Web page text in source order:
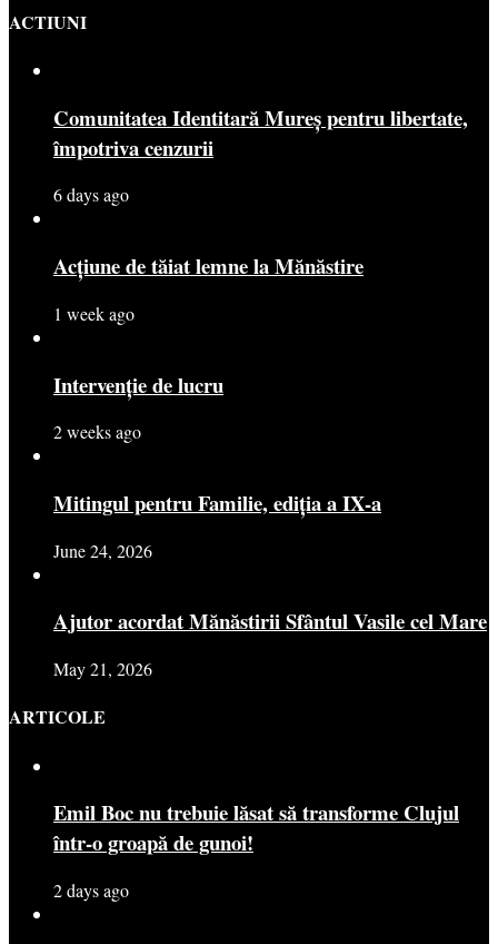
ACTIUNI
Comunitatea Identitară Mureș pentru libertate,
împotriva cenzurii
6 days ago
Acțiune de tăiat lemne la Mănăstire
1 week ago
Intervenție de lucru
2 weeks ago
Mitingul pentru Familie, ediția a IX-a
June 24, 2026
Ajutor acordat Mănăstirii Sfântul Vasile cel Mare
May 21, 2026
ARTICOLE
Emil Boc nu trebuie lăsat să transforme Clujul
într-o groapă de gunoi!
2 days ago